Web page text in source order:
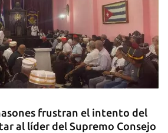
frustran el intento del
al líder del Supremo Consejo